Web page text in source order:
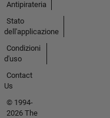
Antipirateria
Stato
dell'applicazione
Condizioni
d'uso
Contact
Us
© 1994-
2026 The